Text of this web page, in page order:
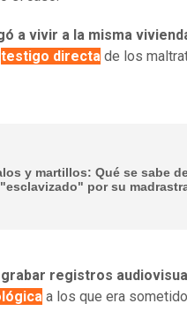
a vivir a la misma
testigo directa de los
y martillos: Qué se sabe
por su
registros
a los que era sometido